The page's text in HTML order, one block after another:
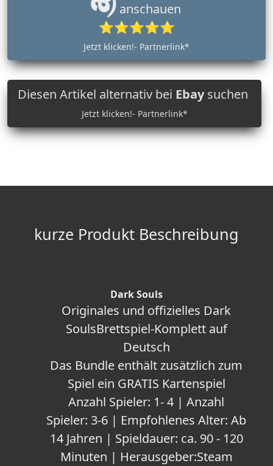
anschauen
⭐⭐⭐⭐⭐
Jetzt klicken!- Partnerlink*
Diesen Artikel alternativ bei Ebaysuchen
Jetzt klicken!- Partnerlink*
kurze Produkt Beschreibung
Dark Souls
Originales und offizielles Dark
SoulsBrettspiel-Komplett auf
Deutsch
Das Bundle enthält zusätzlich zum
Spiel ein GRATIS Kartenspiel
Anzahl Spieler: 1- 4 | Anzahl
Spieler: 3-6 | Empfohlenes Alter: Ab
14 Jahren | Spieldauer: ca. 90 - 120
Minuten | Herausgeber:Steam